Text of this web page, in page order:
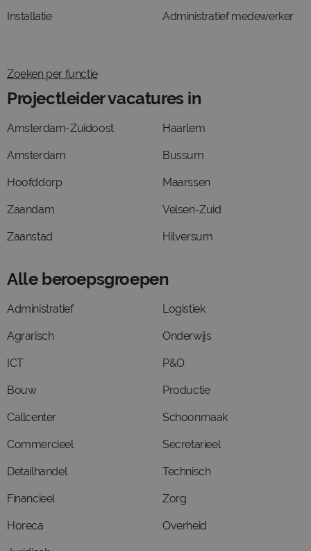
Installatie Administratief medewerker
Zoeken per functie
Projectleider vacatures in
Amsterdam-Zuidoost
Amsterdam
Hoofddorp
Zaandam
Zaanstad
Haarlem
Bussum
Maarssen
Velsen-Zuid
Hilversum
Alle beroepsgroepen
Administratief
Agrarisch
ICT
Bouw
Callcenter
Commercieel
Detailhandel
Financieel
Horeca
Logistiek
Onderwijs
P&O
Productie
Schoonmaak
Secretarieel
Technisch
Zorg
Overheid